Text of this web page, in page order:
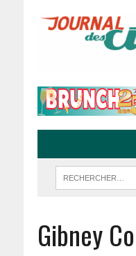
Gibney